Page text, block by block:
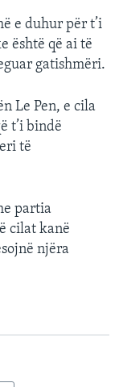
e duhur për t’i
është që ai të
gatishmëri.
Le Pen, e cila
t’i bindë
të
partia
cilat kanë
njëra